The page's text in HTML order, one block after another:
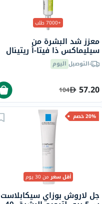
+7000 طلب
معزز شد البشرة من
سيليماكس ذا فيتا-أ ريتينال
شوت، 15 مل
التوصيل اليوم
57.20
104
20% خصم
أقل سعرمن 30 يوم
جل لاروش بوزاي سيكابلاست